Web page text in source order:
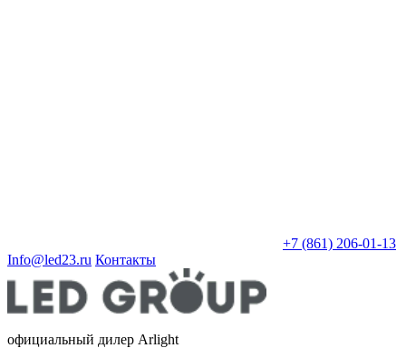
+7 (861) 206-01-13
Info@led23.ru Контакты
официальный дилер Arlight